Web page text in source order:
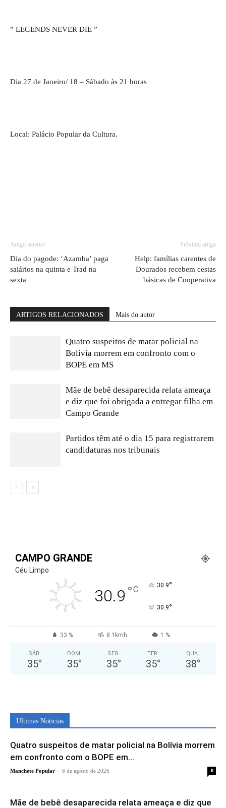
” LEGENDS NEVER DIE ”
Dia 27 de Janeiro/ 18 – Sábado às 21 horas
Local: Palácio Popular da Cultura.
Artigo anterior
Dia do pagode: ‘Azamba’ paga
salários na quinta e Trad na
sexta
Próximo artigo
Help: famílias carentes de
Dourados recebem cestas
básicas de Cooperativa
ARTIGOS RELACIONADOS Mais do autor
Quatro suspeitos de matar policial na
Bolívia morrem em confronto com o
BOPE em MS
Mãe de bebê desaparecida relata ameaça
e diz que foi obrigada a entregar filha em
Campo Grande
Partidos têm até o dia 15 para registrarem
candidaturas nos tribunais
CAMPO GRANDE
Céu Limpo
30.9 °C 30.9°
30.9°
33 % 8.1kmh 1 %
SÁB
35°
DOM
35°
SEG
35°
TER
35°
QUA
38°
Ultimas Noticias
Quatro suspeitos de matar policial na Bolívia morrem
em confronto com o BOPE em...
Manchete Popular - 8 de agosto de 2026 0
Mãe de bebê desaparecida relata ameaça e diz que